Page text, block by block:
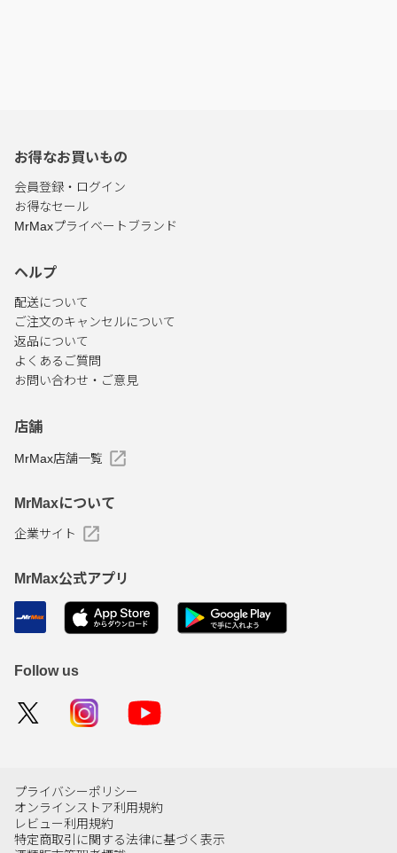
お得なお買いもの
会員登録・ログイン
お得なセール
MrMaxプライベートブランド
ヘルプ
配送について
ご注文のキャンセルについて
返品について
よくあるご質問
お問い合わせ・ご意見
店舗
MrMax店舗一覧
MrMaxについて
企業サイト
MrMax公式アプリ
Follow us
プライバシーポリシー
オンラインストア利用規約
レビュー利用規約
特定商取引に関する法律に基づく表示